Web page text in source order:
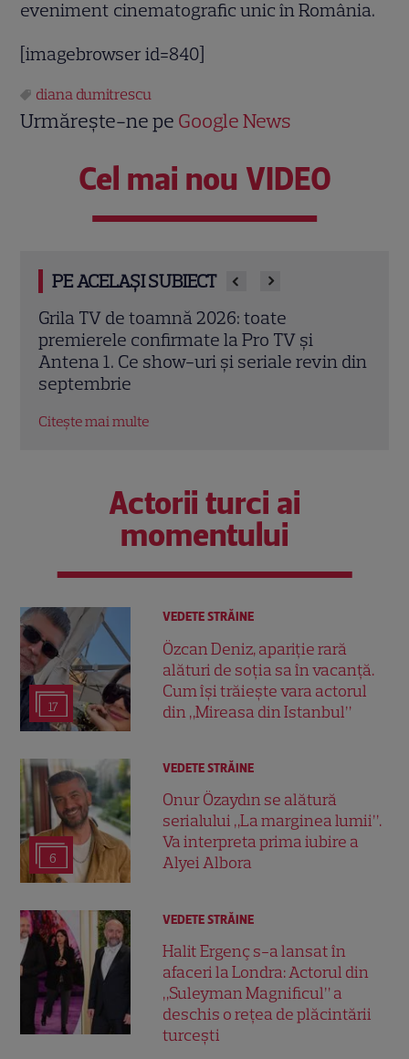
eveniment cinematografic unic în România.
[imagebrowser id=840]
diana dumitrescu
Urmărește-ne pe Google News
Cel mai nou VIDEO
PE ACELAȘI SUBIECT
PRO TV, anunț oficial. Când începe
„Burlacii: Foc în Paradis” și ce premiu
este pus în joc
Actorii turci ai
momentului
17
VEDETE STRĂINE
Özcan Deniz, apariție rară
alături de soția sa în vacanță.
Cum își trăiește vara actorul
din „Mireasa din Istanbul”
6
VEDETE STRĂINE
Onur Özaydın se alătură
serialului „La marginea lumii”.
Va interpreta prima iubire a
Alyei Albora
VEDETE STRĂINE
Halit Ergenç s-a lansat în
afaceri la Londra: Actorul din
„Suleyman Magnificul” a
deschis o rețea de plăcintării
turcești